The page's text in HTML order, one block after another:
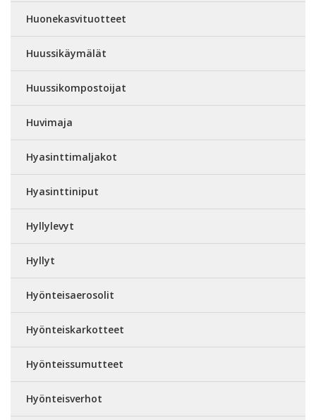
Huonekasvituotteet
Huussikäymälät
Huussikompostoijat
Huvimaja
Hyasinttimaljakot
Hyasinttiniput
Hyllylevyt
Hyllyt
Hyönteisaerosolit
Hyönteiskarkotteet
Hyönteissumutteet
Hyönteisverhot